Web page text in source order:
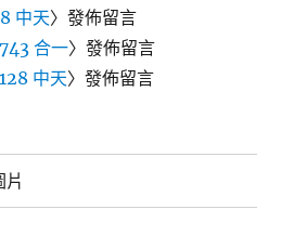
中天〉發佈留言
合一〉發佈留言
中天〉發佈留言
片